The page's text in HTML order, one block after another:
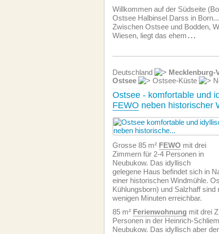
Willkommen auf der Südseite
Ostsee Halbinsel Darss in Born...
Zwischen Ostsee und Bodden,
Wiesen, liegt das ehem ...
Deutschland
Mecklenburg-
Ostsee
Ostsee-Küste
Ostsee - komfortable und
FEWO neben historischer
Grosse 85 m² FEWO mit drei
Zimmern für 2-4 Personen in
Neubukow. Das idyllisch
gelegene Haus befindet sich in
einer historischen Windmühle.
Kühlungsborn) und Salzhaff sind
wenigen Minuten erreichbar.
85 m² Ferien­wohnung mit drei
Personen in der Heinrich-
Neubukow. Das idyllisch aber